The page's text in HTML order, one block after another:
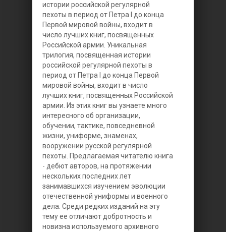
истории российской регулярной
пехоты в период от Петра I до конца
Первой мировой войны, входит в
число лучших книг, посвященных
Российской армии. Уникальная
трилогия, посвященная истории
российской регулярной пехоты в
период от Петра I до конца Первой
мировой войны, входит в число
лучших книг, посвященных Российской
армии. Из этих книг вы узнаете много
интересного об организации,
обучении, тактике, повседневной
жизни, униформе, знаменах,
вооружении русской регулярной
пехоты. Предлагаемая читателю книга
- дебют авторов, на протяжении
нескольких последних лет
занимавшихся изучением эволюции
отечественной униформы и военного
дела. Среди редких изданий на эту
тему ее отличают добротность и
новизна используемого архивного